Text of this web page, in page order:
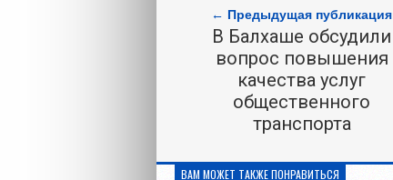
← Предыдущая публикация
В Балхаше обсудили
вопрос повышения
качества услуг
общественного
транспорта
ВАМ МОЖЕТ ТАКЖЕ ПОНРАВИТЬСЯ